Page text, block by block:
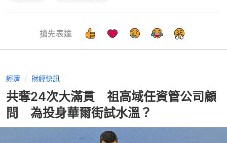
搶先表達
經濟 財經快訊
共奪24次大滿貫 祖高域任資管公司顧
問 為投身華爾街試水溫？